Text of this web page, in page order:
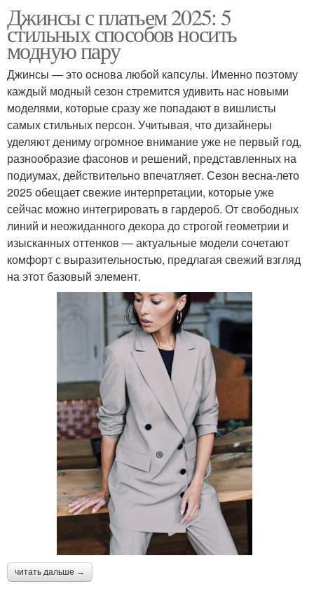
Джинсы с платьем 2025: 5
стильных способов носить
модную пару
Джинсы — это основа любой капсулы. Именно поэтому
каждый модный сезон стремится удивить нас новыми
моделями, которые сразу же попадают в вишлисты
самых стильных персон. Учитывая, что дизайнеры
уделяют дениму огромное внимание уже не первый год,
разнообразие фасонов и решений, представленных на
подиумах, действительно впечатляет. Сезон весна-лето
2025 обещает свежие интерпретации, которые уже
сейчас можно интегрировать в гардероб. От свободных
линий и неожиданного декора до строгой геометрии и
изысканных оттенков — актуальные модели сочетают
комфорт с выразительностью, предлагая свежий взгляд
на этот базовый элемент.
читать дальше →